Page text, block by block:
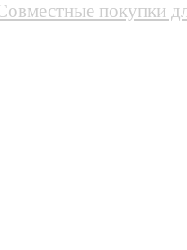
покупки